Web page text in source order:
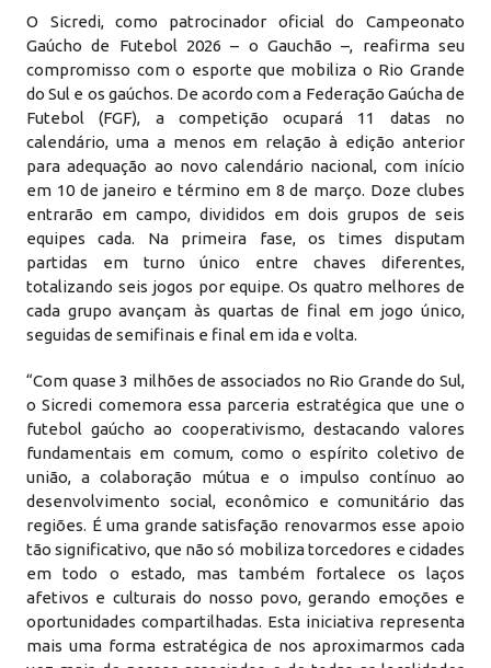
O Sicredi, como patrocinador oficial do Campeonato
Gaúcho de Futebol 2026 – o Gauchão –, reafirma seu
compromisso com o esporte que mobiliza o Rio Grande
do Sul e os gaúchos. De acordo com a Federação Gaúcha de
Futebol (FGF), a competição ocupará 11 datas no
calendário, uma a menos em relação à edição anterior
para adequação ao novo calendário nacional, com início
em 10 de janeiro e término em 8 de março.​ Doze clubes
entrarão em campo, divididos em dois grupos de seis
equipes cada. Na primeira fase, os times disputam
partidas em turno único entre chaves diferentes,
totalizando seis jogos por equipe. Os quatro melhores de
cada grupo avançam às quartas de final em jogo único,
seguidas de semifinais e final em ida e volta.​
“Com quase 3 milhões de associados no Rio Grande do Sul,
o Sicredi comemora essa parceria estratégica que une o
futebol gaúcho ao cooperativismo, destacando valores
fundamentais em comum, como o espírito coletivo de
união, a colaboração mútua e o impulso contínuo ao
desenvolvimento social, econômico e comunitário das
regiões. É uma grande satisfação renovarmos esse apoio
tão significativo, que não só mobiliza torcedores e cidades
em todo o estado, mas também fortalece os laços
afetivos e culturais do nosso povo, gerando emoções e
oportunidades compartilhadas. Esta iniciativa representa
mais uma forma estratégica de nos aproximarmos cada